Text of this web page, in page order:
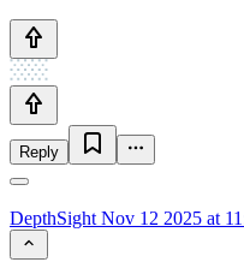
Reply
DepthSight Nov 12 2025 at